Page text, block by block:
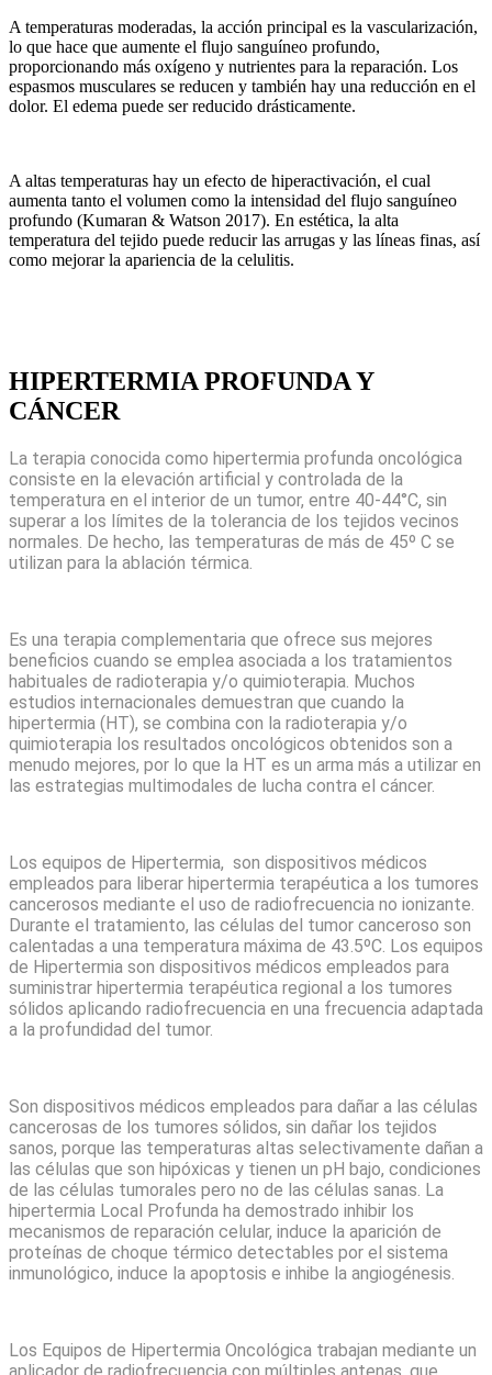
A temperaturas moderadas, la acción principal es la vascularización,
lo que hace que aumente el flujo sanguíneo profundo,
proporcionando más oxígeno y nutrientes para la reparación. Los
espasmos musculares se reducen y también hay una reducción en el
dolor. El edema puede ser reducido drásticamente.
A altas temperaturas hay un efecto de hiperactivación, el cual
aumenta tanto el volumen como la intensidad del flujo sanguíneo
profundo (Kumaran & Watson 2017). En estética, la alta
temperatura del tejido puede reducir las arrugas y las líneas finas, así
como mejorar la apariencia de la celulitis.
HIPERTERMIA PROFUNDA Y
CÁNCER
La terapia conocida como hipertermia profunda oncológica
consiste en la elevación artificial y controlada de la
temperatura en el interior de un tumor, entre 40-44°C, sin
superar a los límites de la tolerancia de los tejidos vecinos
normales. De hecho, las temperaturas de más de 45º C se
utilizan para la ablación térmica.
Es una terapia complementaria que ofrece sus mejores
beneficios cuando se emplea asociada a los tratamientos
habituales de radioterapia y/o quimioterapia. Muchos
estudios internacionales demuestran que cuando la
hipertermia (HT), se combina con la radioterapia y/o
quimioterapia los resultados oncológicos obtenidos son a
menudo mejores, por lo que la HT es un arma más a utilizar en
las estrategias multimodales de lucha contra el cáncer.
Los equipos de Hipertermia, son dispositivos médicos
empleados para liberar hipertermia terapéutica a los tumores
cancerosos mediante el uso de radiofrecuencia no ionizante.
Durante el tratamiento, las células del tumor canceroso son
calentadas a una temperatura máxima de 43.5ºC. Los equipos
de Hipertermia son dispositivos médicos empleados para
suministrar hipertermia terapéutica regional a los tumores
sólidos aplicando radiofrecuencia en una frecuencia adaptada
a la profundidad del tumor.
Son dispositivos médicos empleados para dañar a las células
cancerosas de los tumores sólidos, sin dañar los tejidos
sanos, porque las temperaturas altas selectivamente dañan a
las células que son hipóxicas y tienen un pH bajo, condiciones
de las células tumorales pero no de las células sanas. La
hipertermia Local Profunda ha demostrado inhibir los
mecanismos de reparación celular, induce la aparición de
proteínas de choque térmico detectables por el sistema
inmunológico, induce la apoptosis e inhibe la angiogénesis.
Los Equipos de Hipertermia Oncológica trabajan mediante un
aplicador de radiofrecuencia con múltiples antenas, que